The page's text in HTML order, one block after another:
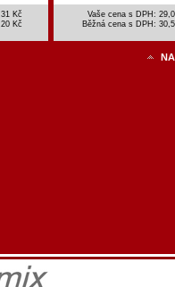
Kč
Kč
Vaše cena s DPH:
Běžná cena s DPH: